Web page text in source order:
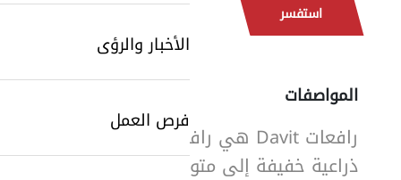
الأخبار والرؤى
فرص العمل
SearchButtonText
استفسر
المواصفات
رافعات Davit هي رافعات
ذراعية خفيفة إلى متوسطة